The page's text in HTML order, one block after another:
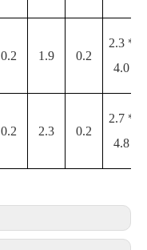
0.2 1.9 0.2
2.3 *
4.0
0.2 2.3 0.2
2.7 *
4.8